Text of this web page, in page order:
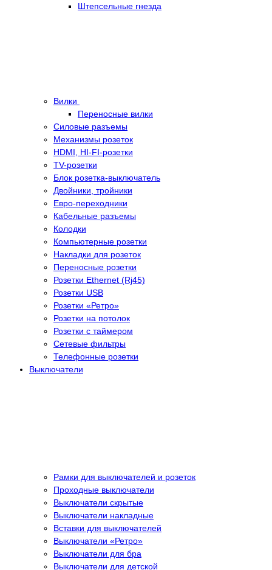
Штепсельные гнезда
Вилки
Переносные вилки
Силовые разъемы
Механизмы розеток
HDMI, HI-FI-розетки
TV-розетки
Блок розетка-выключатель
Двойники, тройники
Евро-переходники
Кабельные разъемы
Колодки
Компьютерные розетки
Накладки для розеток
Переносные розетки
Розетки Ethernet (Rj45)
Розетки USB
Розетки «Ретро»
Розетки на потолок
Розетки с таймером
Сетевые фильтры
Телефонные розетки
Выключатели
Рамки для выключателей и розеток
Проходные выключатели
Выключатели скрытые
Выключатели накладные
Вставки для выключателей
Выключатели «Ретро»
Выключатели для бра
Выключатели для детской